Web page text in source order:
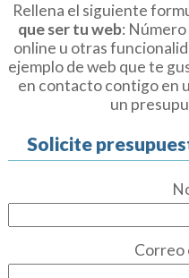
Rellena el siguiente
que ser tu web:
online u otras
ejemplo de web que te
en contacto contigo en
un
Solicite
Correo